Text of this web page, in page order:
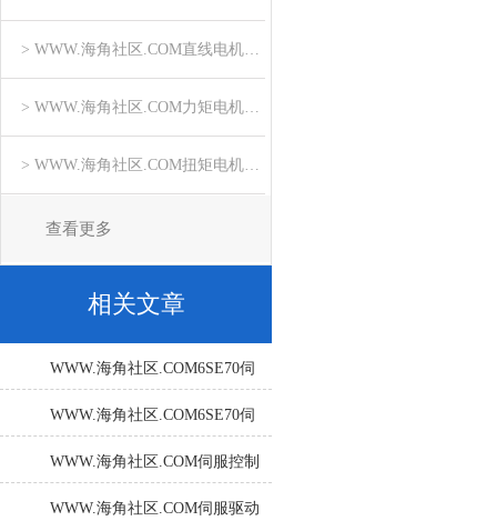
> WWW.海角社区.COM直线电机维修
> WWW.海角社区.COM力矩电机维修
> WWW.海角社区.COM扭矩电机维修
查看更多
相关文章
WWW.海角社区.COM6SE70伺
服驱动故障处理：从诊断到解
WWW.海角社区.COM6SE70伺
服驱动报警F002烧熔断器故障
WWW.海角社区.COM伺服控制
器故障判断和处理方法
WWW.海角社区.COM伺服驱动